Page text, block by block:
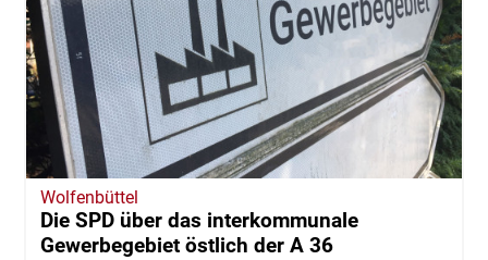
Wolfenbüttel
Die SPD über das interkommunale
Gewerbegebiet östlich der A 36